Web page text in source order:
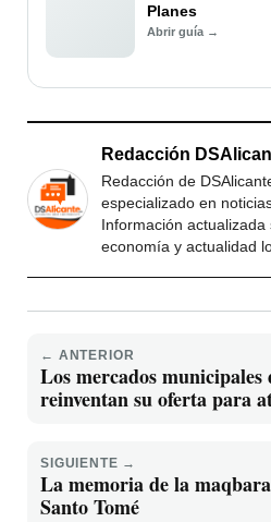
Planes
Abrir guía →
Redacción
Redacción de
especializado en
Información actualizada
economía y actualidad
← ANTERIOR
Los mercados municipales
reinventan su oferta para
SIGUIENTE →
La memoria de la
Santo Tomé